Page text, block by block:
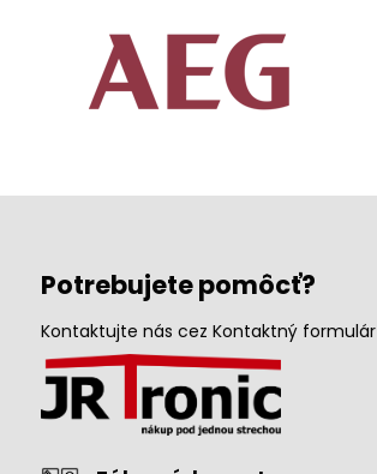
Potrebujete pomôcť?
Kontaktujte nás cez Kontaktný formulár